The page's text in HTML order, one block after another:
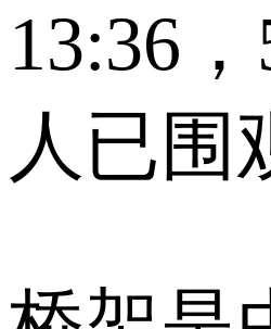
13:36
人已围